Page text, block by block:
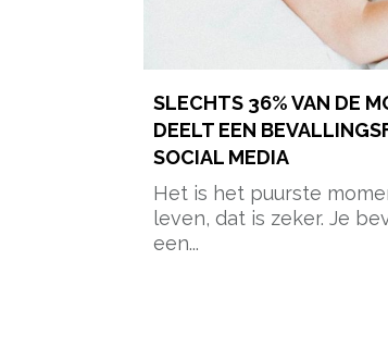
SLECHTS 36% VAN DE
DEELT EEN
SOCIAL MEDIA
Het is het puurste
leven, dat is zeker. Je
een...